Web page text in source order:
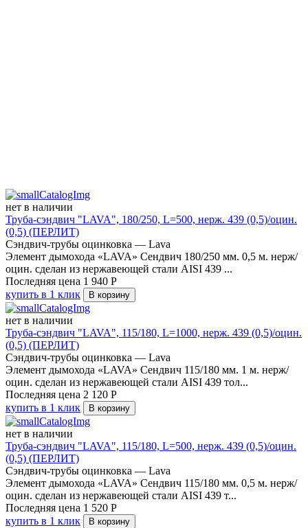
нет в наличии
Труба-сэндвич "LAVA", 180/250, L=500, нерж. 439 (0,5)/оцин.
(0,5) (ПЕРЛИТ)
Сэндвич-трубы оцинковка — Lava
Элемент дымохода «LAVA» Сендвич 180/250 мм. 0,5 м. нерж/
оцин. сделан из нержавеющей стали AISI 439 ...
Последняя цена 1 940 Р
купить в 1 клик
В корзину
нет в наличии
Труба-сэндвич "LAVA", 115/180, L=1000, нерж. 439 (0,5)/оцин.
(0,5) (ПЕРЛИТ)
Сэндвич-трубы оцинковка — Lava
Элемент дымохода «LAVA» Сендвич 115/180 мм. 1 м. нерж/
оцин. сделан из нержавеющей стали AISI 439 тол...
Последняя цена 2 120 Р
купить в 1 клик
В корзину
нет в наличии
Труба-сэндвич "LAVA", 115/180, L=500, нерж. 439 (0,5)/оцин.
(0,5) (ПЕРЛИТ)
Сэндвич-трубы оцинковка — Lava
Элемент дымохода «LAVA» Сендвич 115/180 мм. 0,5 м. нерж/
оцин. сделан из нержавеющей стали AISI 439 т...
Последняя цена 1 520 Р
купить в 1 клик
В корзину